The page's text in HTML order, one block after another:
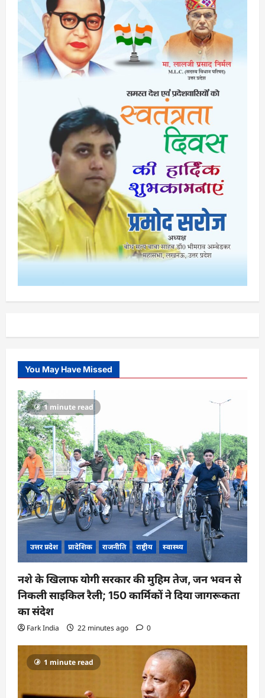
You May Have Missed
1 minute read
उत्तर प्रदेश प्रादेशिक राजनीति राष्ट्रीय स्वास्थ्य
नशे के खिलाफ योगी सरकार की मुहिम तेज, जन भवन से
निकली साइकिल रैली; 150 कार्मिकों ने दिया जागरूकता
का संदेश
Fark India 22 minutes ago 0
1 minute read